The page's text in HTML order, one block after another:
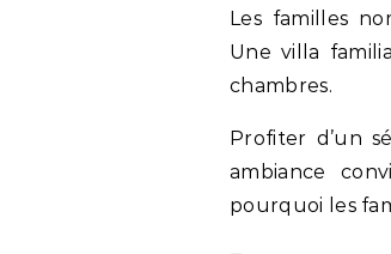
Les familles
Une villa
chambres.
Profiter d’un
ambiance
pourquoi les